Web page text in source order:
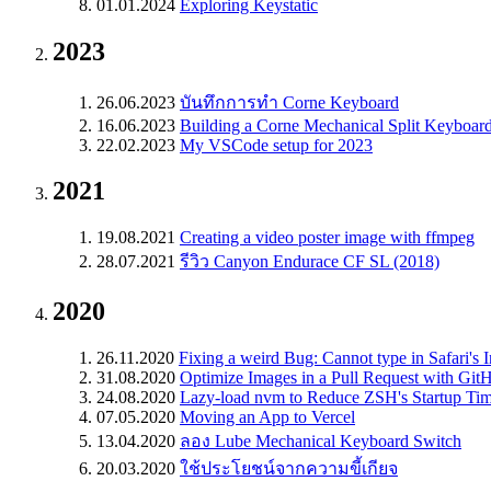
01.01.2024 Exploring Keystatic
2023
26.06.2023 บันทึกการทำ Corne Keyboard
16.06.2023 Building a Corne Mechanical Split Keyboard
22.02.2023 My VSCode setup for 2023
2021
19.08.2021 Creating a video poster image with ffmpeg
28.07.2021 รีวิว Canyon Endurace CF SL (2018)
2020
26.11.2020 Fixing a weird Bug: Cannot type in Safari's
31.08.2020 Optimize Images in a Pull Request with
24.08.2020 Lazy-load nvm to Reduce ZSH's Startup
07.05.2020 Moving an App to Vercel
13.04.2020 ลอง Lube Mechanical Keyboard Switch
20.03.2020 ใช้ประโยชน์จากความขี้เกียจ